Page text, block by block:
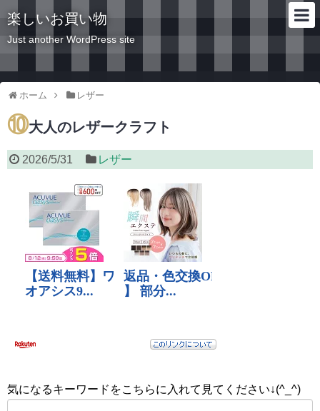
楽しいお買い物
Just another WordPress site
ホーム レザー
⑩大人のレザークラフト
2026/5/31 レザー
気になるキーワードをこちらに入れて見てください↓(^_^)